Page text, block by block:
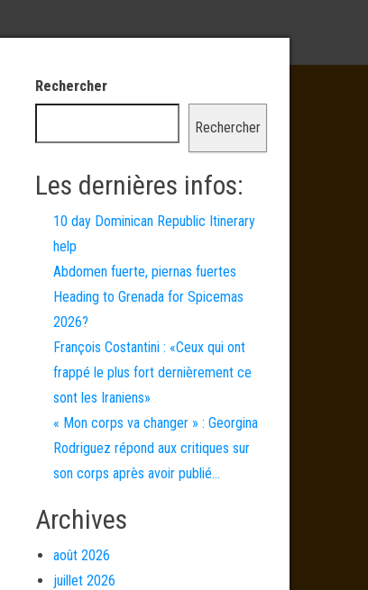
Rechercher
Rechercher
Les dernières infos:
10 day Dominican Republic Itinerary
help
Abdomen fuerte, piernas fuertes
Heading to Grenada for Spicemas
2026?
François Costantini : «Ceux qui ont
frappé le plus fort dernièrement ce
sont les Iraniens»
« Mon corps va changer » : Georgina
Rodriguez répond aux critiques sur
son corps après avoir publié…
Archives
août 2026
juillet 2026